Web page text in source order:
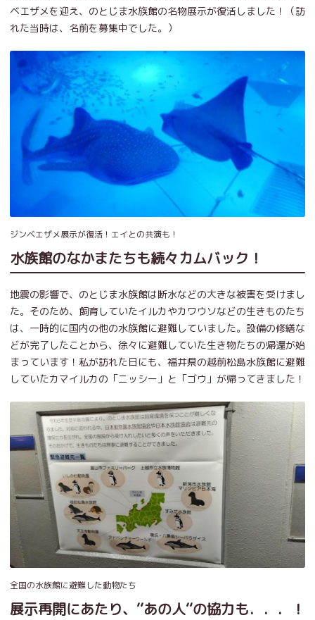
ベエザメを迎え、のとじま水族館の名物展示が復活しました！（訪
れた当時は、名前を募集中でした。）
ジンベエザメ展示が復活！エイとの共演も！
水族館のなかまたちも続々カムバック！
地震の影響で、のとじま水族館は断水などの大きな被害を受けまし
た。そのため、飼育していたイルカやカワウソなどの生きものたち
は、一時的に国内の他の水族館に避難していました。設備の修繕な
どが完了したことから、徐々に避難していた生き物たちの帰還が始
まっています！私が訪れた日にも、福井県の越前松島水族館に避難
していたカマイルカの「ニッシー」と「ゴウ」が帰ってきました！
全国の水族館に避難した動物たち
展示再開にあたり、‘‘あの人‘‘の協力も．．．！